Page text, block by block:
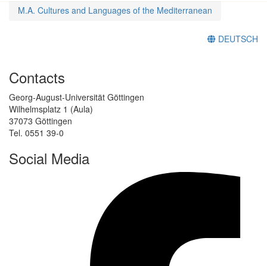
M.A. Cultures and Languages of the Mediterranean
DEUTSCH
Contacts
Georg-August-Universität Göttingen
Wilhelmsplatz 1 (Aula)
37073 Göttingen
Tel. 0551 39-0
Social Media